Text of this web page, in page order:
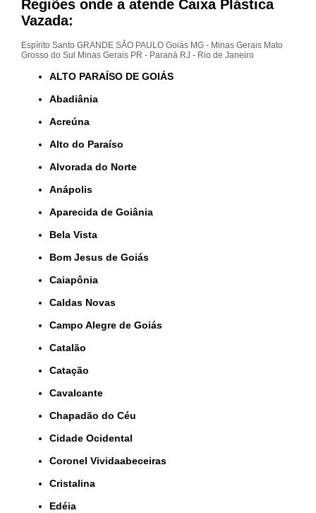
Regiões onde a atende Caixa Plástica
Vazada:
Espírito Santo GRANDE SÃO PAULO Goiás MG - Minas Gerais Mato
Grosso do Sul
Minas Gerais PR - Paraná RJ - Rio de Janeiro
ALTO PARAÍSO DE GOIÁS
Abadiânia
Acreúna
Alto do Paraíso
Alvorada do Norte
Anápolis
Aparecida de Goiânia
Bela Vista
Bom Jesus de Goiás
Caiapônia
Caldas Novas
Campo Alegre de Goiás
Catalão
Catação
Cavalcante
Chapadão do Céu
Cidade Ocidental
Coronel Vividaabeceiras
Cristalina
Edéia